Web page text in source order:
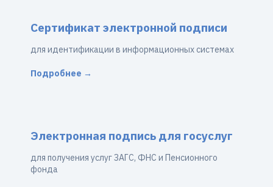
Сертификат электронной подписи
для идентификации в информационных системах
Подробнее →
Электронная подпись для госуслуг
для получения услуг ЗАГС, ФНС и Пенсионного
фонда